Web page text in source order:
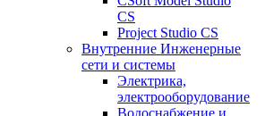
CS
Project Studio CS
Внутренние Инженерные
сети и системы
Электрика,
электрооборудование
Водоснабжение и